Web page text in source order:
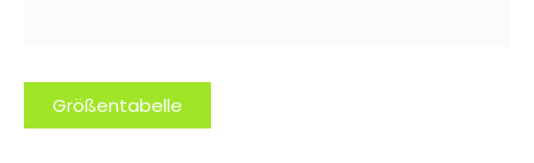
Größentabelle